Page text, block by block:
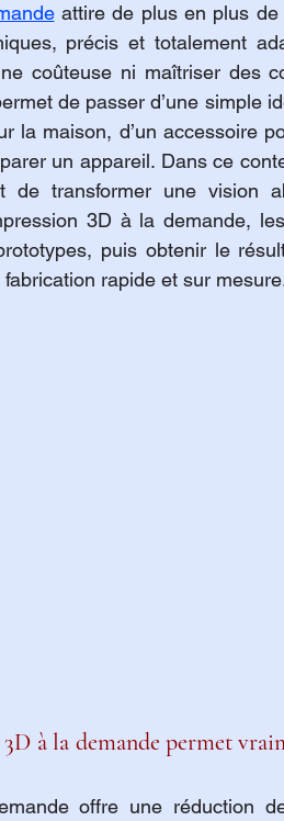
attire de plus en plus de
précis et totalement
coûteuse ni maîtriser des
de passer d’une simple
la maison, d’un accessoire
un appareil. Dans ce
de transformer une vision
3D à la demande,
puis obtenir le
rapide et sur
3D à la demande permet
offre une réduction